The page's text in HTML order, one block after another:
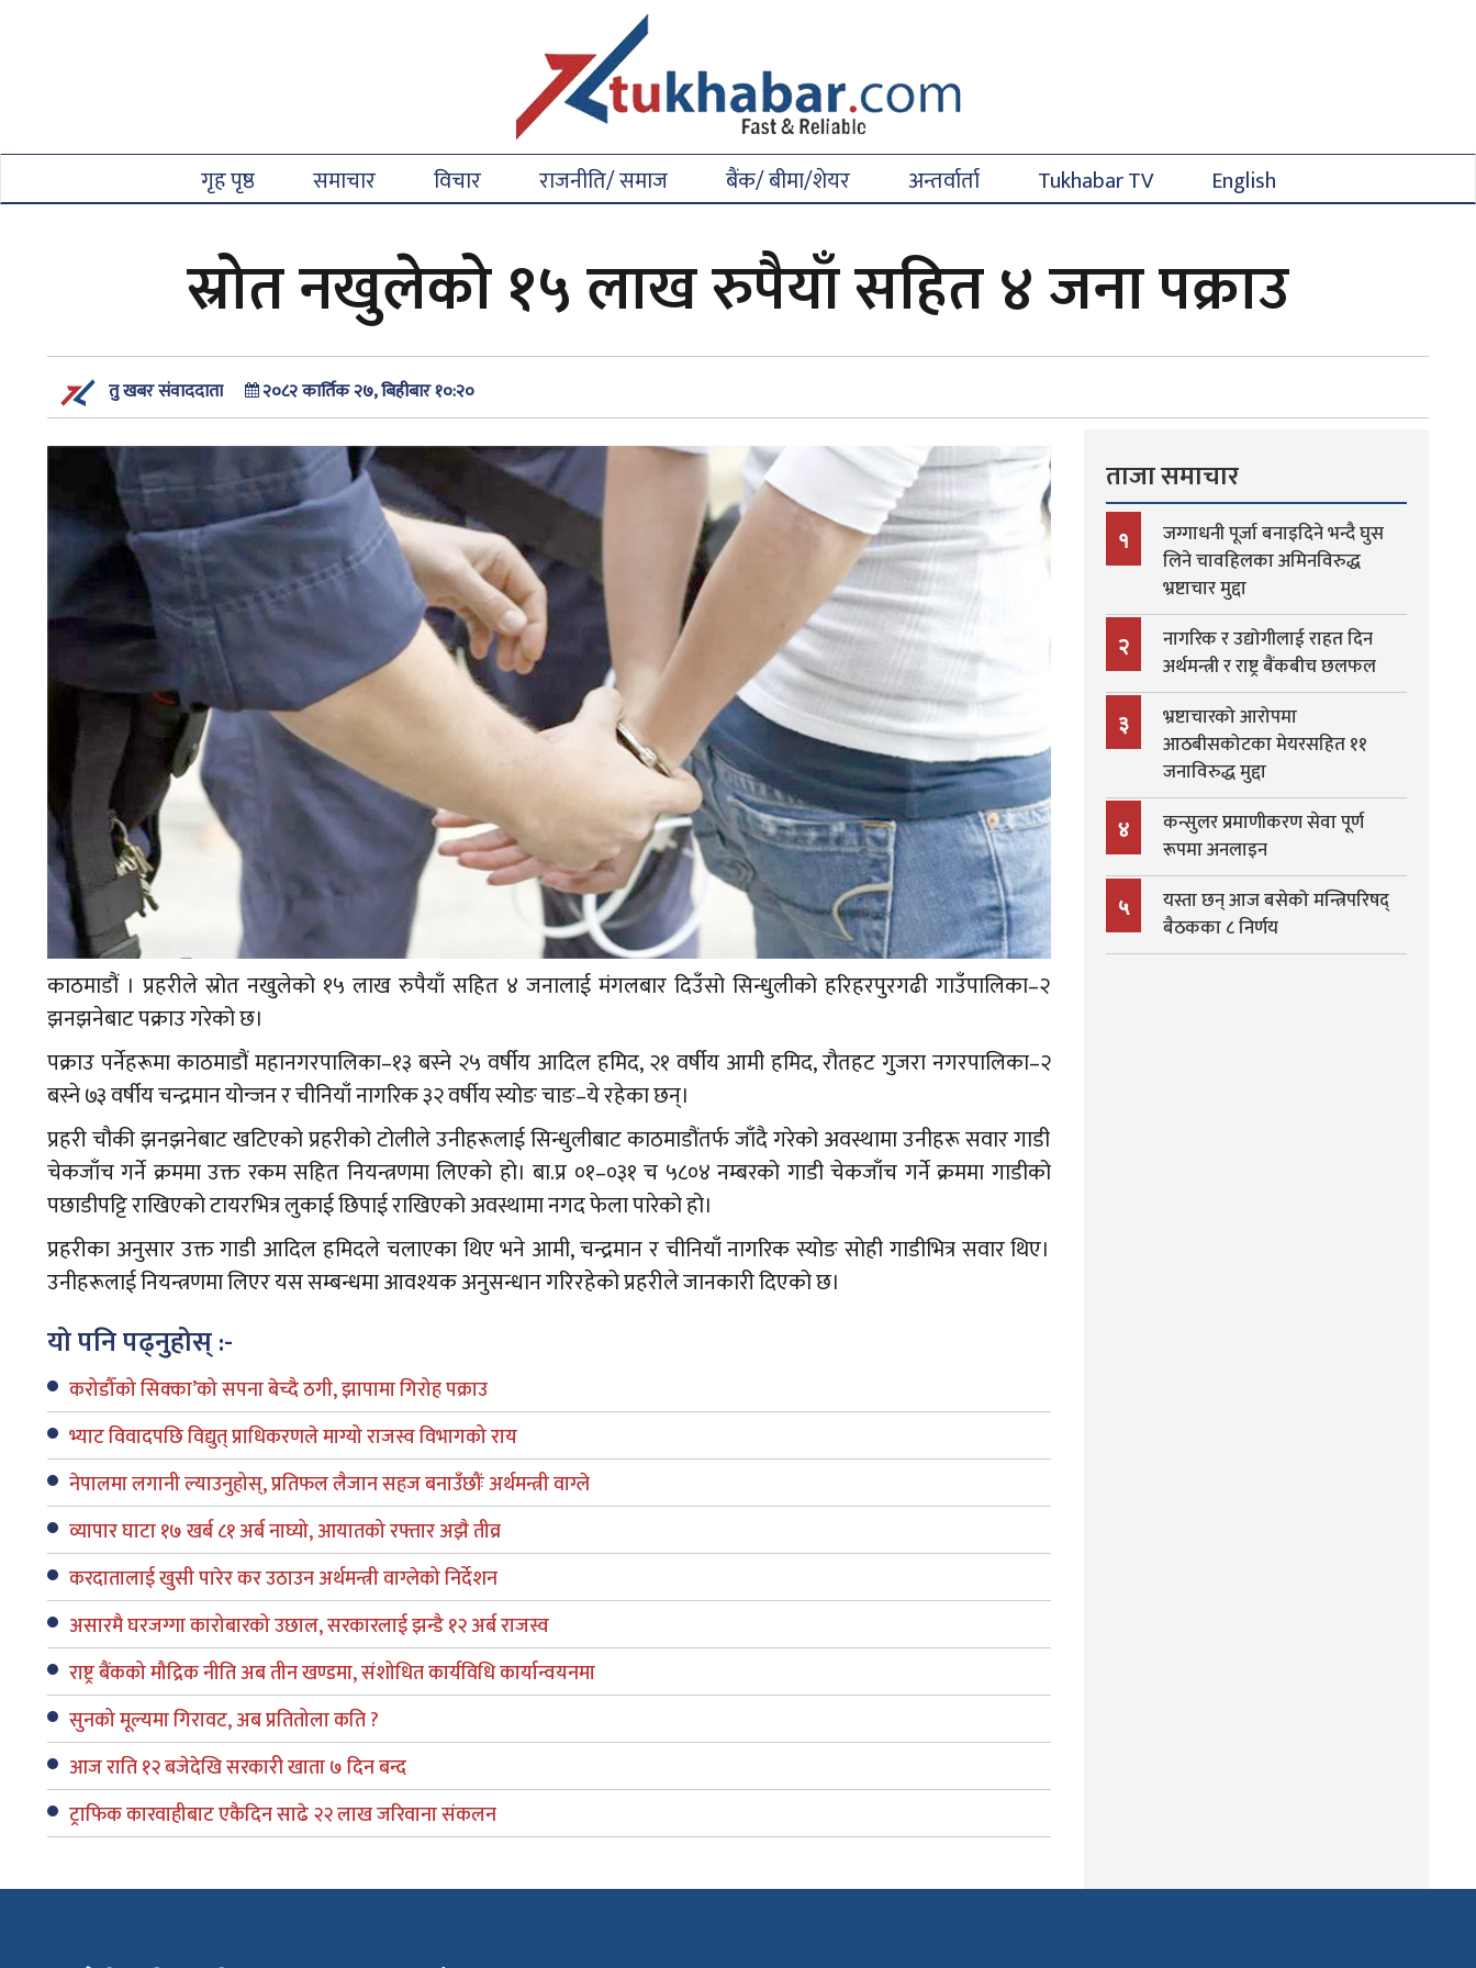
गृह पृष्ठ समाचार विचार राजनीति/ समाज बैंक/ बीमा/शेयर अन्तर्वार्ता Tukhabar TV English
स्रोत नखुलेको १५ लाख रुपैयाँ सहित ४ जना पक्राउ
तु खबर संवाददाता २०८२ कार्तिक २७, बिहीबार १०:२०
काठमाडौं । प्रहरीले स्रोत नखुलेको १५ लाख रुपैयाँ सहित ४ जनालाई मंगलबार दिउँसो सिन्धुलीको हरिहरपुरगढी गाउँपालिका–२
झनझनेबाट पक्राउ गरेको छ।
पक्राउ पर्नेहरूमा काठमाडौं महानगरपालिका–१३ बस्ने २५ वर्षीय आदिल हमिद, २१ वर्षीय आमी हमिद, रौतहट गुजरा नगरपालिका–२
बस्ने ७३ वर्षीय चन्द्रमान योन्जन र चीनियाँ नागरिक ३२ वर्षीय स्योङ चाङ–ये रहेका छन्।
प्रहरी चौकी झनझनेबाट खटिएको प्रहरीको टोलीले उनीहरूलाई सिन्धुलीबाट काठमाडौंतर्फ जाँदै गरेको अवस्थामा उनीहरू सवार गाडी
चेकजाँच गर्ने क्रममा उक्त रकम सहित नियन्त्रणमा लिएको हो। बा.प्र ०१–०३१ च ५८०४ नम्बरको गाडी चेकजाँच गर्ने क्रममा गाडीको
पछाडीपट्टि राखिएको टायरभित्र लुकाई छिपाई राखिएको अवस्थामा नगद फेला पारेको हो।
प्रहरीका अनुसार उक्त गाडी आदिल हमिदले चलाएका थिए भने आमी, चन्द्रमान र चीनियाँ नागरिक स्योङ सोही गाडीभित्र सवार थिए।
उनीहरूलाई नियन्त्रणमा लिएर यस सम्बन्धमा आवश्यक अनुसन्धान गरिरहेको प्रहरीले जानकारी दिएको छ।
यो पनि पढ्नुहोस् :-
करोडौँको सिक्का’को सपना बेच्दै ठगी, झापामा गिरोह पक्राउ
भ्याट विवादपछि विद्युत् प्राधिकरणले माग्यो राजस्व विभागको राय
नेपालमा लगानी ल्याउनुहोस्, प्रतिफल लैजान सहज बनाउँछौंः अर्थमन्त्री वाग्ले
व्यापार घाटा १७ खर्ब ८१ अर्ब नाघ्यो, आयातको रफ्तार अझै तीव्र
करदातालाई खुसी पारेर कर उठाउन अर्थमन्त्री वाग्लेको निर्देशन
असारमै घरजग्गा कारोबारको उछाल, सरकारलाई झन्डै १२ अर्ब राजस्व
राष्ट्र बैंकको मौद्रिक नीति अब तीन खण्डमा, संशोधित कार्यविधि कार्यान्वयनमा
सुनको मूल्यमा गिरावट, अब प्रतितोला कति ?
आज राति १२ बजेदेखि सरकारी खाता ७ दिन बन्द
ट्राफिक कारवाहीबाट एकैदिन साढे २२ लाख जरिवाना संकलन
ताजा समाचार
१
जग्गाधनी पूर्जा बनाइदिने भन्दै घुस
लिने चावहिलका अमिनविरुद्ध
भ्रष्टाचार मुद्दा
२
नागरिक र उद्योगीलाई राहत दिन
अर्थमन्त्री र राष्ट्र बैंकबीच छलफल
३
भ्रष्टाचारको आरोपमा
आठबीसकोटका मेयरसहित ११
जनाविरुद्ध मुद्दा
४
कन्सुलर प्रमाणीकरण सेवा पूर्ण
रूपमा अनलाइन
५
यस्ता छन् आज बसेको मन्त्रिपरिषद्
बैठकका ८ निर्णय